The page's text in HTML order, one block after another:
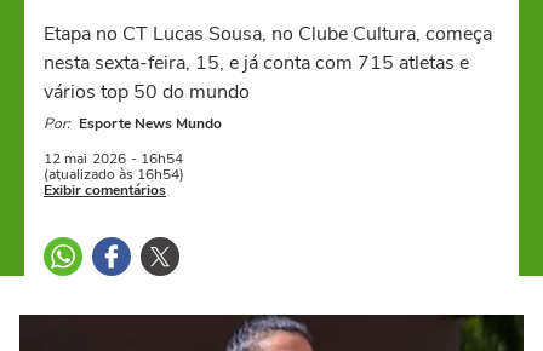
Etapa no CT Lucas Sousa, no Clube Cultura, começa
nesta sexta-feira, 15, e já conta com 715 atletas e
vários top 50 do mundo
Por: Esporte News Mundo
12 mai 2026 - 16h54
(atualizado às 16h54)
Exibir comentários